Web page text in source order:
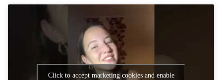
Click to accept marketing cookies and enable